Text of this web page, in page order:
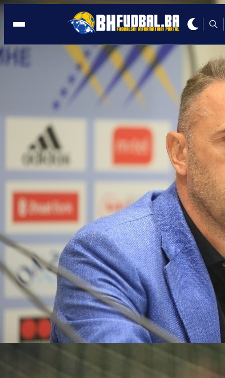
ZENICA
10:09, 31.05.2022
Selektor Petev ekspresno našao
zamjenu za Vladana Kovačevića
Autor:
Redakcija
10:09, 31.05.2022